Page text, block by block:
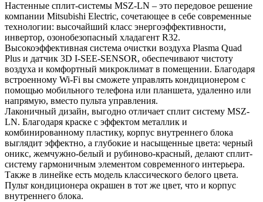
Настенные сплит-системы MSZ-LN – это передовое решение
компании Mitsubishi Electric, сочетающее в себе современные
технологии: высочайший класс энергоэффективности,
инвертор, озонобезопасный хладагент R32.
Высокоэффективная система очистки воздуха Plasma Quad
Plus и датчик 3D I-SEE-SENSOR, обеспечивают чистоту
воздуха и комфортный микроклимат в помещении. Благодаря
встроенному Wi-Fi вы сможете управлять кондиционером с
помощью мобильного телефона или планшета, удаленно или
напрямую, вместо пульта управления.
Лаконичный дизайн, выгодно отличает сплит систему MSZ-
LN. Благодаря краске с эффектом металлик и
комбинированному пластику, корпус внутреннего блока
выглядит эффектно, а глубокие и насыщенные цвета: черный
оникс, жемчужно-белый и рубиново-красный, делают сплит-
систему гармоничным элементом современного интерьера.
Также в линейке есть модель классического белого цвета.
Пульт кондиционера окрашен в тот же цвет, что и корпус
внутреннего блока.